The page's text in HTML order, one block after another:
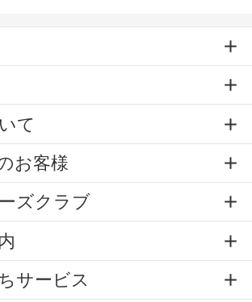
て
お客様
ズクラブ
サービス